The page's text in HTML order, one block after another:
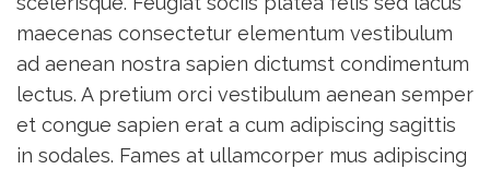
maecenas consectetur elementum vestibulum
ad aenean nostra sapien dictumst condimentum
lectus. A pretium orci vestibulum aenean semper
et congue sapien erat a cum adipiscing sagittis
in sodales. Fames at ullamcorper mus adipiscing